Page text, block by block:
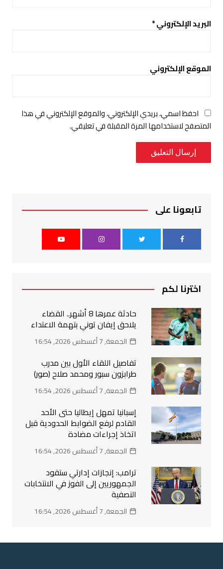
البريد الإلكتروني*
الموقع الإلكتروني
احفظ اسمي، بريدي الإلكتروني، والموقع الإلكتروني في هذا
المتصفح لاستخدامها المرة المقبلة في تعليقي.
تابعونا على
اخترنا لكم
حادثة عمرها 8 أشهر.. القضاء
يلاحق إيفان توني بتهمة الاعتداء
الجمعة, 7 أغسطس 2026, 16:54
تفاصيل اللقاء الأول بين مدرب
طرابزون سبور ومحمد صلاح (صور)
الجمعة, 7 أغسطس 2026, 16:54
إسبانيا تمهل إيطاليا حتى الأحد
القادم لرفع الضوابط الحدودية قبل
اتخاذ إجراءات مضادة
الجمعة, 7 أغسطس 2026, 16:54
ترامب: إنجازات إدارتي ستقود
الجمهوريين إلى الفوز في الانتخابات
النصفية
الجمعة, 7 أغسطس 2026, 16:54